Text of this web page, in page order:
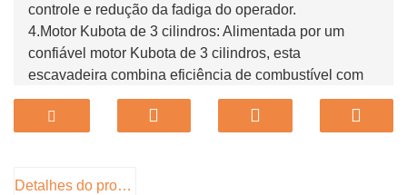
controle e redução da fadiga do operador.
4.Motor Kubota de 3 cilindros: Alimentada por um
confiável motor Kubota de 3 cilindros, esta
escavadeira combina eficiência de combustível com
desempenho robusto. A engenharia da Kubota
garante durabilidade e baixa manutenção.
que os operadores alternem entre operação de alta
Detalhes do produto